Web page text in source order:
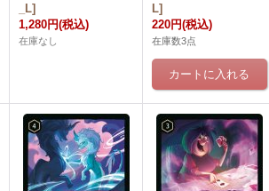
_L]
1,280円(税込)
在庫なし
L]
220円(税込)
在庫数3点